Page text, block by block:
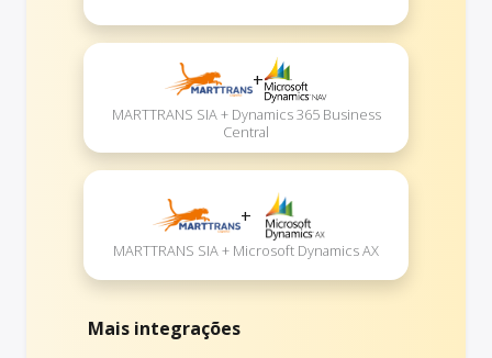
+
MARTTRANS SIA + Dynamics 365 Business
Central
+
MARTTRANS SIA + Microsoft Dynamics AX
Mais integrações